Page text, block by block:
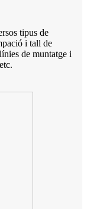
tipus de
i tall de
de muntatge i